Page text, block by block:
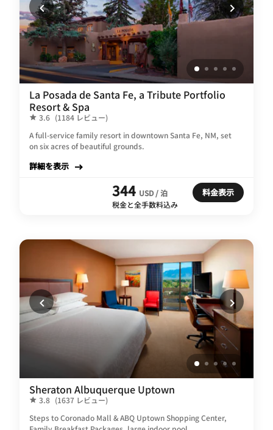
La Posada de Santa Fe, a Tribute Portfolio
Resort & Spa
3.6 (1184 レビュー)
A full-service family resort in downtown Santa Fe, NM, set
on six acres of beautiful grounds.
詳細を表示
344 USD / 泊
税金と全手数料込み
料金表示
Sheraton Albuquerque Uptown
3.8 (1637 レビュー)
Steps to Coronado Mall & ABQ Uptown Shopping Center,